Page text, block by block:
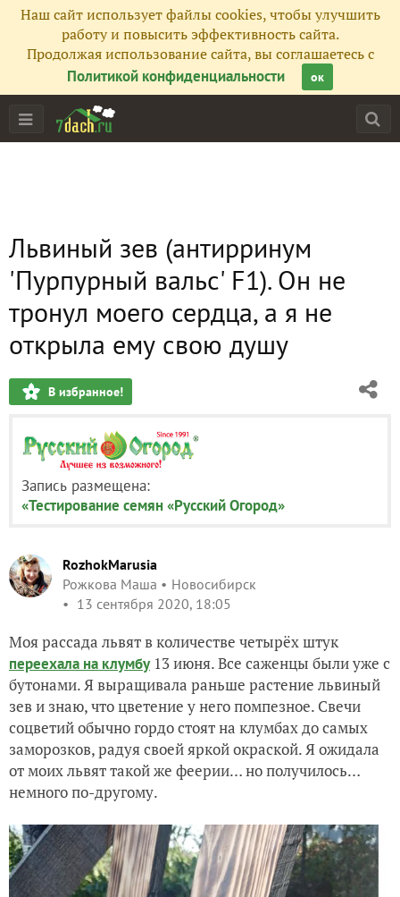
Наш сайт использует файлы cookies, чтобы улучшить
работу и повысить эффективность сайта.
Продолжая использование сайта, вы соглашаетесь с
Политикой конфиденциальности
ок
Львиный зев (антирринум
'Пурпурный вальс' F1). Он не
тронул моего сердца, а я не
открыла ему свою душу
В избранное!
Запись размещена:
«Тестирование семян «Русский Огород»
RozhokMarusia
Рожкова Маша
Новосибирск
13 сентября 2020, 18:05
Моя рассада львят в количестве четырёх штук
переехала на клумбу 13 июня. Все саженцы были уже с
бутонами. Я выращивала раньше растение львиный
зев и знаю, что цветение у него помпезное. Свечи
соцветий обычно гордо стоят на клумбах до самых
заморозков, радуя своей яркой окраской. Я ожидала
от моих львят такой же феерии… но получилось…
немного по-другому.